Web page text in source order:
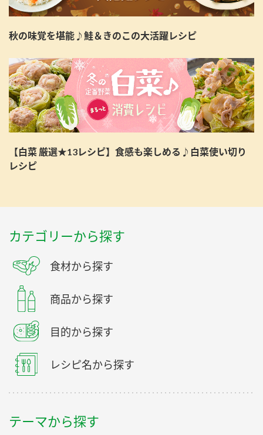
秋の味覚を堪能♪鮭＆きのこの大活躍レシピ
【白菜 厳選★13レシピ】食感も楽しめる♪白菜使い切り
レシピ
カテゴリーから探す
食材から探す
商品から探す
目的から探す
レシピ名から探す
テーマから探す